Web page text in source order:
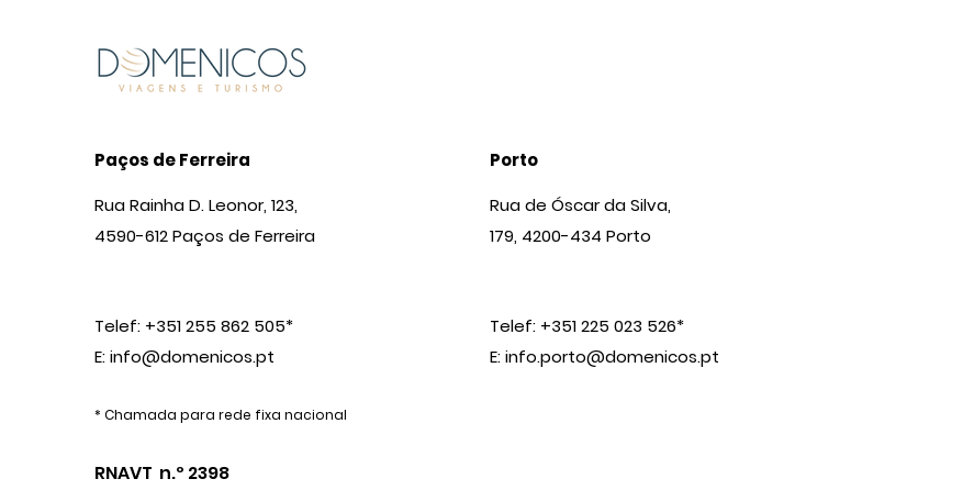
Paços de Ferreira
Rua Rainha D. Leonor, 123,
4590-612 Paços de Ferreira
Telef: +351 255 862 505*
E:info@domenicos.pt
Porto
Rua de Óscar da Silva,
179, 4200-434 Porto
Telef: +351 225 023 526*
E:info.porto@domenicos.pt
* Chamada para rede fixa nacional
RNAVT n.º 2398